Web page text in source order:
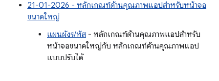
21-01-2026 - หลักเกณฑ์ด้านคุณภาพแอปสำหรับหน้าจอ
ขนาดใหญ่
แผนผังร/หัส - หลักเกณฑ์ด้านคุณภาพแอปสำหรับ
หน้าจอขนาดใหญ่กับ หลักเกณฑ์ด้านคุณภาพแอป
แบบปรับได้